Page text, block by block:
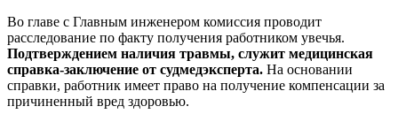
Во главе с Главным инженером комиссия проводит
расследование по факту получения работником увечья.
Подтверждением наличия травмы, служит медицинская
справка-заключение от судмедэксперта. На основании
справки, работник имеет право на получение компенсации за
причиненный вред здоровью.